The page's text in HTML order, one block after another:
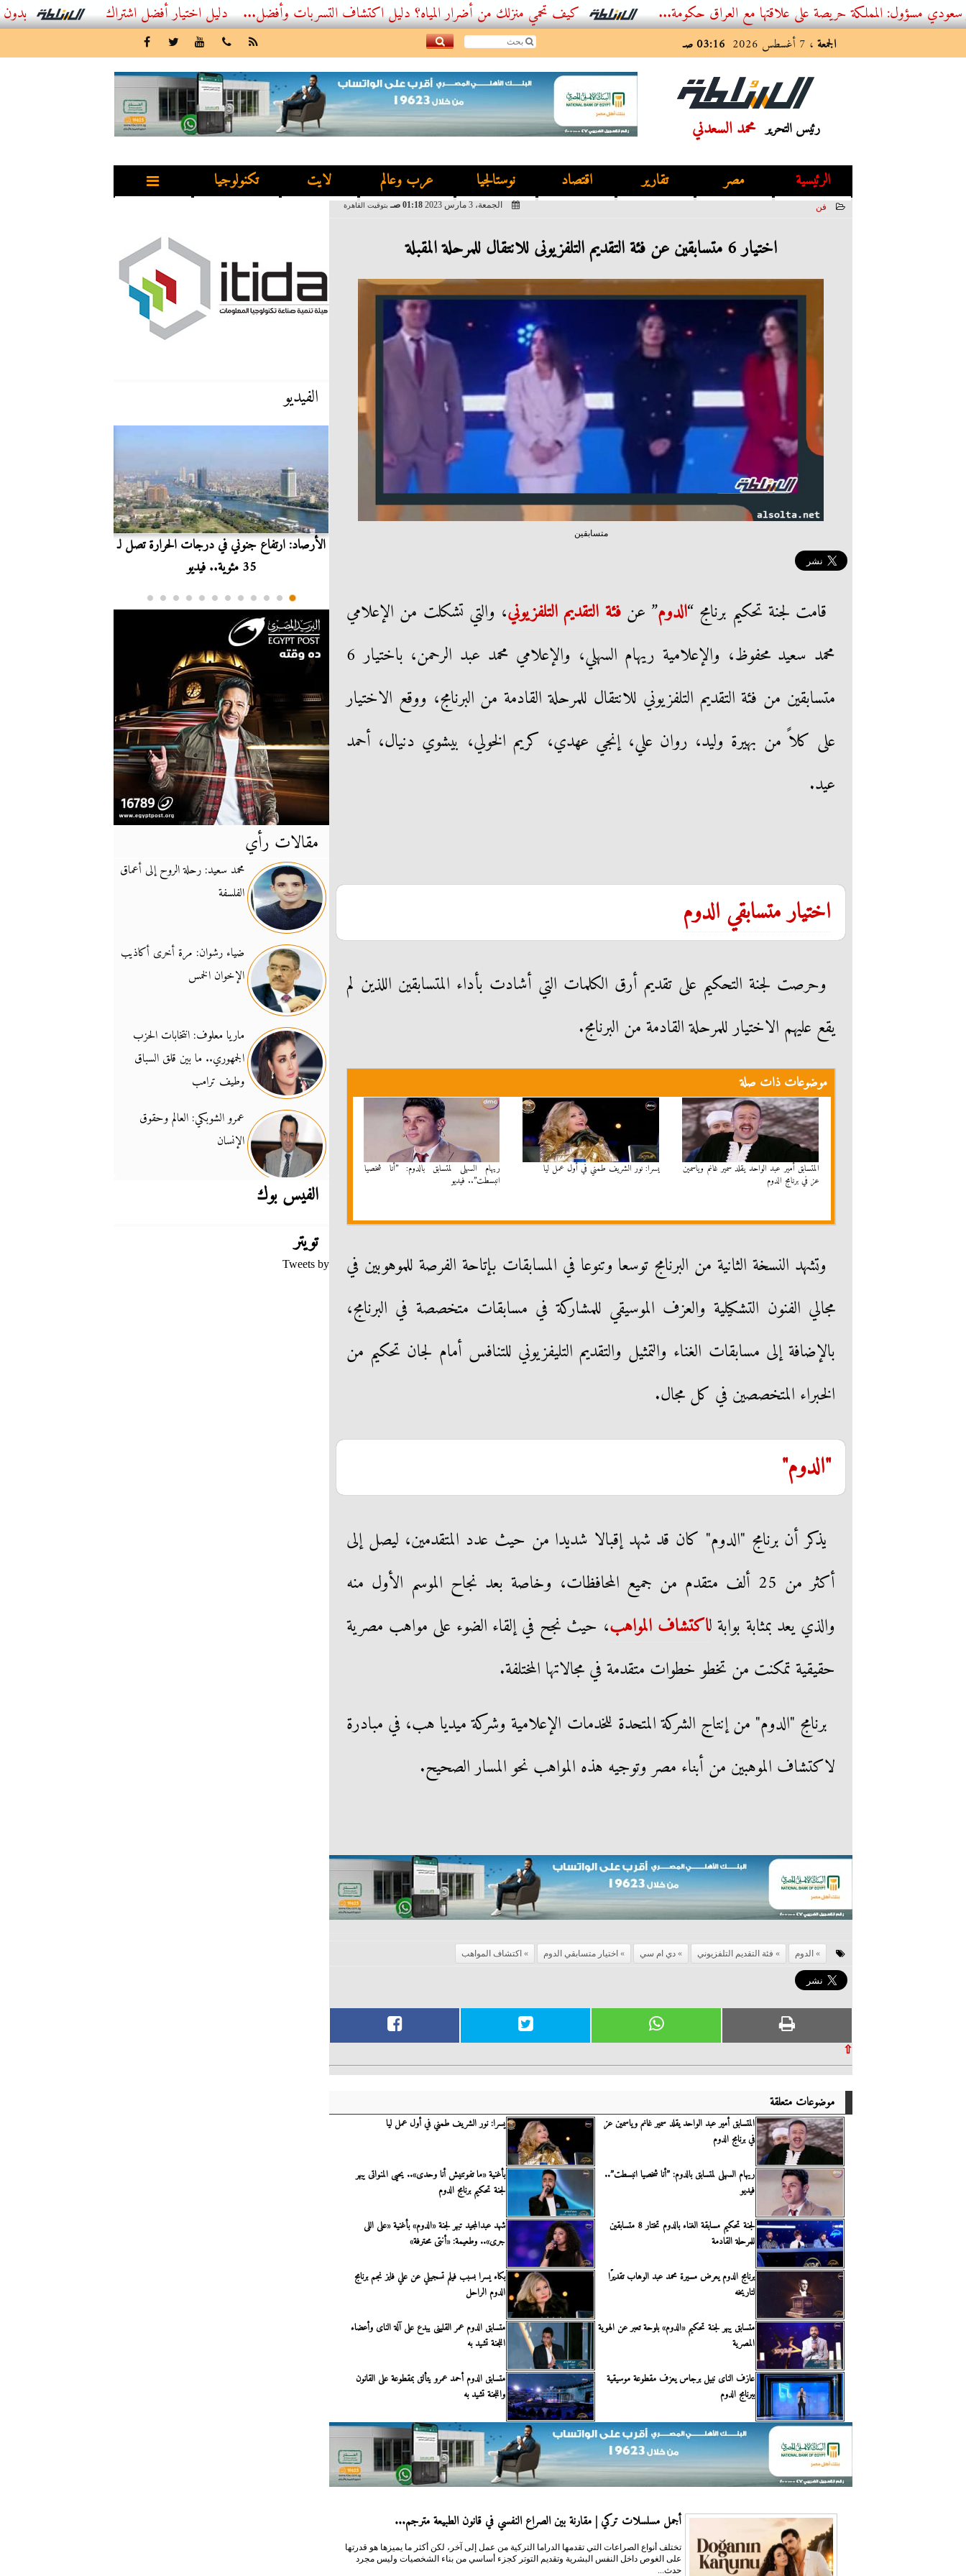
أفضل اشتراك IPTV بدون تقطيع 2026 – دليل المشاهد العصري المملكة حريصة على علاقتها مع العراق حكومة... كيف تحمي منزلك من أضرار المياه؟ دليل اكتشاف التسربات وأفضل...
الجمعة ، 7 أغسطس 2026 03:16 صـ
رئيس التحرير محمد السعدني
الرئيسية مصر تقارير اقتصاد نوستالجيا عرب وعالم لايت تكنولوجيا
فن الجمعة، 3 مارس 2023 01:18 صـ بتوقيت القاهرة
اختيار 6 متسابقين عن فئة التقديم التلفزيونى للانتقال للمرحلة المقبلة
متسابقين
قامت لجنة تحكيم برنامج “الدوم” عنفئة التقديم التلفزيوني، والتي تشكلت من الإعلامي
محمد سعيد محفوظ، والإعلامية ريهام السهلي، والإعلامي محمد عبد الرحمن، باختيار 6
متسابقين من فئة التقديم التلفزيوني للانتقال للمرحلة القادمة من البرنامج، ووقع الاختيار
على كلاً من بهيرة وليد، روان علي، إنجي عهدي، كريم الخولي، بيشوي دنيال، أحمد
عيد.
اختيار متسابقي الدوم
وحرصت لجنة التحكيم على تقديم أرق الكلمات التي أشادت بأداء المتسابقين اللذين لم
يقع عليهم الاختيار للمرحلة القادمة من البرنامج.
موضوعات ذات صلة
المتسابق أمير عبد الواحد يقلد سمير غانم وياسمين
عز في برنامج الدوم
يسرا: نور الشريف طمني في أول عمل ليا
ريهام السهلى لمتسابق بالدوم: ”أنا شخصيا
انبسطت”.. فيديو
وتشهد النسخة الثانية من البرنامج توسعا وتنوعا في المسابقات بإتاحة الفرصة للموهوبين في
مجالي الفنون التشكيلية والعزف الموسيقي للمشاركة في مسابقات متخصصة في البرنامج،
بالإضافة إلى مسابقات الغناء والتمثيل والتقديم التليفزيوني للتنافس أمام لجان تحكيم من
الخبراء المتخصصين في كل مجال.
"الدوم"
يذكر أن برنامج "الدوم" كان قد شهد إقبالا شديدا من حيث عدد المتقدمين، ليصل إلى
أكثر من 25 ألف متقدم من جميع المحافظات، وخاصة بعد نجاح الموسم الأول منه
والذي يعد بمثابة بوابة لاكتشاف المواهب، حيث نجح في إلقاء الضوء على مواهب مصرية
حقيقية تمكنت من تخطو خطوات متقدمة في مجالاتها المختلفة.
برنامج "الدوم" من إنتاج الشركة المتحدة للخدمات الإعلامية وشركة ميديا هب، في مبادرة
لاكتشاف الموهبين من أبناء مصر وتوجيه هذه المواهب نحو المسار الصحيح.
الدوم فئة التقديم التلفزيوني دي ام سي اختيار متسابقي الدوم اكتشاف المواهب
⇧
موضوعات متعلقة
المتسابق أمير عبد الواحد يقلد سمير غانم وياسمين عز
في برنامج الدوم
يسرا: نور الشريف طمني في أول عمل ليا
ريهام السهلى لمتسابق بالدوم: ”أنا شخصيا انبسطت”..
فيديو
بأغنية «ما تفوتنيش أنا وحدى».. يحيى المنواتى يبهر
لجنة تحكيم برنامج الدوم
لجنة تحكيم مسابقة الغناء بالدوم تختار 8 متسابقين
للمرحلة القادمة
شهد عبدالمجيد تبهر لجنة «الدوم» بأغنية «على اللى
جرى».. وطعيمة: «أنتى محترفة»
برنامج الدوم يعرض مسيرة محمد عبد الوهاب تقديرًا
لتاريخه
بكاء يسرا بسبب فيلم تسجيلي عن علي فايز نجم برنامج
الدوم الراحل
متسابق يبهر لجنة تحكيم «الدوم» بلوحة تعبر عن الهوية
المصرية
متسابق الدوم عمر القلينى يبدع على آلة الناى وأعضاء
اللجنة تشيد به
عازف الناى نبيل برجاس يعزف مقطوعة موسيقية
ببرنامج الدوم
متسابق الدوم أحمد عمرو يتألق بمقطوعة على القانون
واللجنة تشيد به
أجمل مسلسلات تركي | مقارنة بين الصراع النفسي في قانون الطبيعة مترجم...
تختلف أنواع الصراعات التي تقدمها الدراما التركية من عمل إلى آخر، لكن أكثر ما يميزها هو قدرتها
على الغوص داخل النفس البشرية وتقديم التوتر كجزء أساسي من بناء الشخصيات وليس مجرد
حدث...
الفيديو
الأرصاد: ارتفاع جنوني في درجات الحرارة تصل لـ
35 مئوية.. فيديو
مقالات رأي
محمد سعيد: رحلة الروح إلى أعماق
الفلسفة
ضياء رشوان: مرة أخرى أكاذيب
الإخوان الخمس
ماريا معلوف: انتخابات الحزب
الجمهوري.. ما بين قلق السباق
وطيف ترامب
عمرو الشوبكي: العالم وحقوق
الإنسان
الفيس بوك
تويتر
Tweets by